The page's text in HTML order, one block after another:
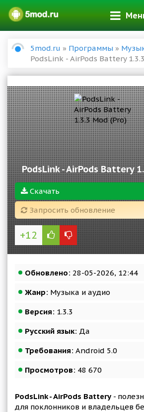
5mod.ru » Программы »
PodsLink - AirPods Battery
PodsLink - AirPods Battery
Скачать
Запросить обновление
+12
Обновлено: 28-05-2026, 12:44
Жанр: Музыка и аудио
Версия: 1.3.3
Русский язык: Да
Требования: Android 5.0
Просмотров: 48 670
PodsLink - AirPods Battery -
для поклонников и владельцев